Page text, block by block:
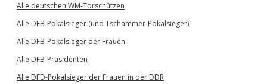
Alle deutschen WM-Torschützen
Alle DFB-Pokalsieger (und Tschammer-Pokalsieger)
Alle DFB-Pokalsieger der Frauen
Alle DFB-Präsidenten
Alle DFD-Pokalsieger der Frauen in der DDR